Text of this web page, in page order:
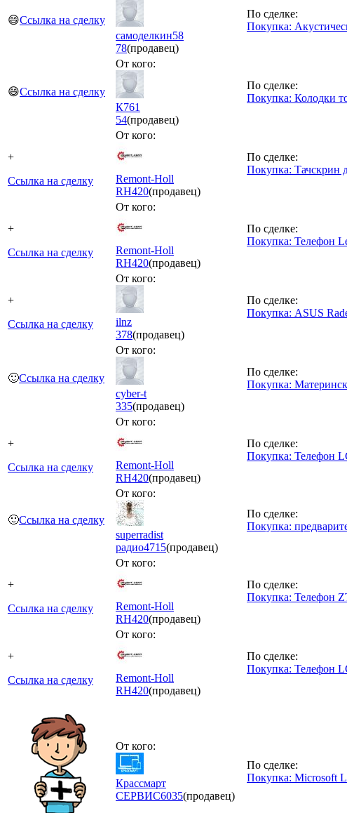
😄Ссылка на сделку
самоделкин58
78(продавец)
По сделке:
Покупка:
😄Ссылка на сделку
От кого:
К761
54(продавец)
По сделке:
Покупка: Колодки
+
Ссылка на сделку
От кого:
Remont-Holl
RH420(продавец)
По сделке:
Покупка: Тачскрин
+
Ссылка на сделку
От кого:
Remont-Holl
RH420(продавец)
По сделке:
Покупка: Телефон
+
Ссылка на сделку
От кого:
ilnz
378(продавец)
По сделке:
Покупка: ASUS
🙂Ссылка на сделку
От кого:
cyber-t
335(продавец)
По сделке:
Покупка:
+
Ссылка на сделку
От кого:
Remont-Holl
RH420(продавец)
По сделке:
Покупка: Телефон
🙂Ссылка на сделку
От кого:
superradist
радио4715(продавец)
По сделке:
Покупка:
+
Ссылка на сделку
От кого:
Remont-Holl
RH420(продавец)
По сделке:
Покупка: Телефон
+
Ссылка на сделку
От кого:
Remont-Holl
RH420(продавец)
По сделке:
Покупка: Телефон
От кого:
Крассмарт
СЕРВИС6035(продавец)
По сделке:
Покупка: Microsoft